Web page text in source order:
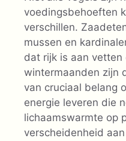
voedingsbehoeften
verschillen.
mussen en
dat rijk is aan
wintermaanden zijn
van cruciaal belang
energie leveren die
lichaamswarmte op
verscheidenheid